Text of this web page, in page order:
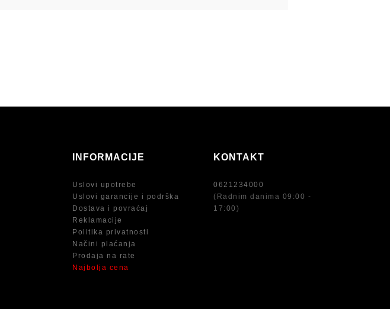
INFORMACIJE
Uslovi upotrebe
Uslovi garancije i podrška
Dostava i povraćaj
Reklamacije
Politika privatnosti
Načini plaćanja
Prodaja na rate
Najbolja cena
KONTAKT
0621234000
(Radnim danima 09:00 -
17:00)